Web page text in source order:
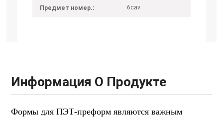
Предмет номер.: 6cav
Информация О Продукте
Формы для ПЭТ-преформ являются важным